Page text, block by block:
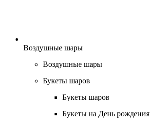
Воздушные шары
Воздушные шары
Букеты шаров
Букеты шаров
Букеты на День рождения